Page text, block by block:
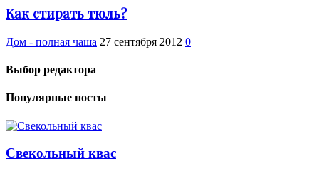
Как стирать тюль?
Дом - полная чаша 27 сентября 2012 0
Выбор редактора
Популярные посты
Свекольный квас